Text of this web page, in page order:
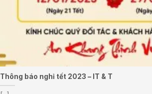
Thông báo nghỉ tết 2023 – IT & T